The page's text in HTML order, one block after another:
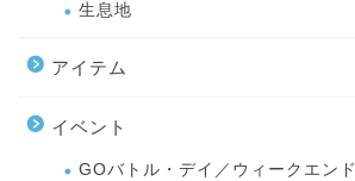
生息地
アイテム
イベント
GOバトル・デイ／ウィークエンド